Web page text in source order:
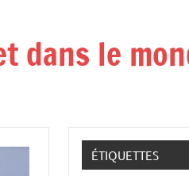
dans le
ÉTIQUETTES